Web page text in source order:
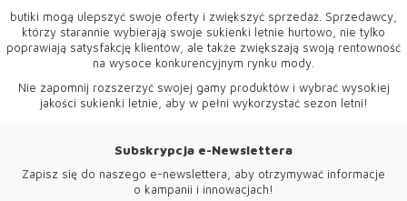
butiki mogą ulepszyć swoje oferty i zwiększyć sprzedaż. Sprzedawcy,
którzy starannie wybierają swoje sukienki letnie hurtowo , nie tylko
poprawiają satysfakcję klientów, ale także zwiększają swoją rentowność
na wysoce konkurencyjnym rynku mody.
Nie zapomnij rozszerzyć swojej gamy produktów i wybrać wysokiej
jakości sukienki letnie, aby w pełni wykorzystać sezon letni!
Subskrypcja e-Newslettera
Zapisz się do naszego e-newslettera, aby otrzymywać informacje
o kampanii i innowacjach!